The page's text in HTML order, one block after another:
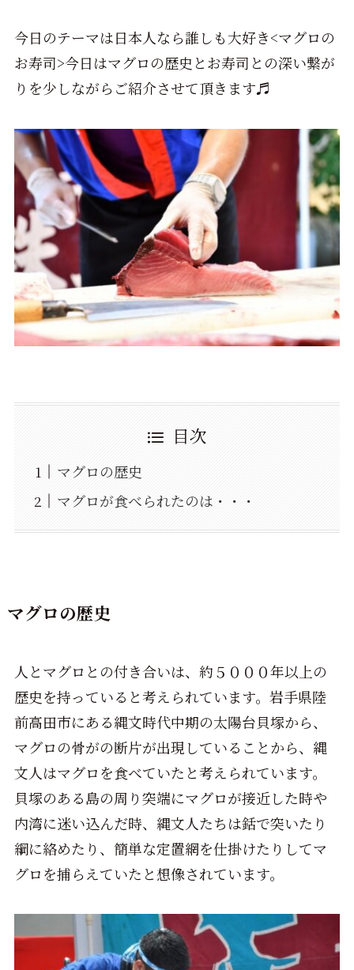
今日のテーマは日本人なら誰しも大好き<マグロの
お寿司>今日はマグロの歴史とお寿司との深い繋が
りを少しながらご紹介させて頂きます♬
目次
マグロの歴史
マグロが食べられたのは・・・
マグロの歴史
人とマグロとの付き合いは、約５０００年以上の
歴史を持っていると考えられています。岩手県陸
前高田市にある縄文時代中期の太陽台貝塚から、
マグロの骨がの断片が出現していることから、縄
文人はマグロを食べていたと考えられています。
貝塚のある島の周り突端にマグロが接近した時や
内湾に迷い込んだ時、縄文人たちは銛で突いたり
綱に絡めたり、簡単な定置網を仕掛けたりしてマ
グロを捕らえていたと想像されています。